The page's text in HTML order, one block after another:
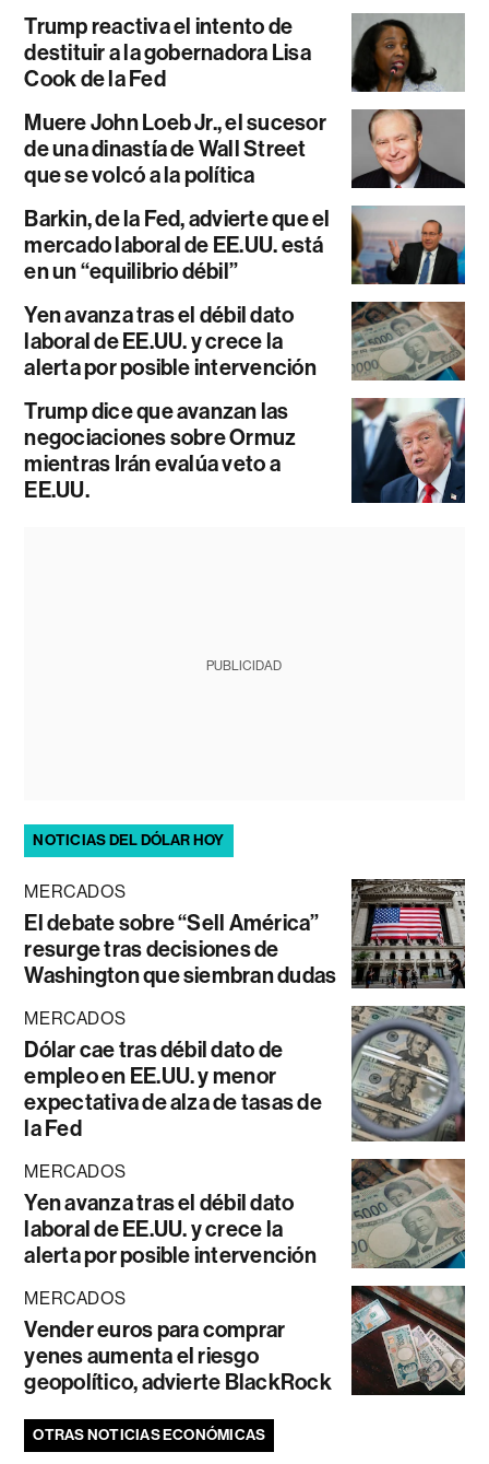
Trump reactiva el intento de
destituir a la gobernadora Lisa
Cook de la Fed
Muere John Loeb Jr., el sucesor
de una dinastía de Wall Street
que se volcó a la política
Barkin, de la Fed, advierte que el
mercado laboral de EE.UU. está
en un “equilibrio débil”
Yen avanza tras el débil dato
laboral de EE.UU. y crece la
alerta por posible intervención
Trump dice que avanzan las
negociaciones sobre Ormuz
mientras Irán evalúa veto a
EE.UU.
PUBLICIDAD
NOTICIAS DEL DÓLAR HOY
MERCADOS
El debate sobre “Sell América”
resurge tras decisiones de
Washington que siembran dudas
MERCADOS
Dólar cae tras débil dato de
empleo en EE.UU. y menor
expectativa de alza de tasas de
la Fed
MERCADOS
Yen avanza tras el débil dato
laboral de EE.UU. y crece la
alerta por posible intervención
MERCADOS
Vender euros para comprar
yenes aumenta el riesgo
geopolítico, advierte BlackRock
OTRAS NOTICIAS ECONÓMICAS